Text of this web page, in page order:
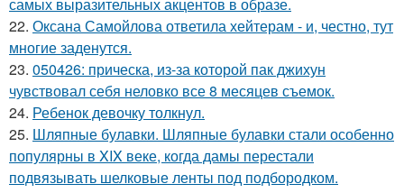
22. Оксана Самойлова ответила хейтерам - и, честно, тут
многие заденутся.
23. 050426: прическа, из-за которой пак джихун
чувствовал себя неловко все 8 месяцев съемок.
24. Ребенок девочку толкнул.
25. Шляпные булавки. Шляпные булавки стали особенно
популярны в XIX веке, когда дамы перестали
подвязывать шелковые ленты под подбородком.